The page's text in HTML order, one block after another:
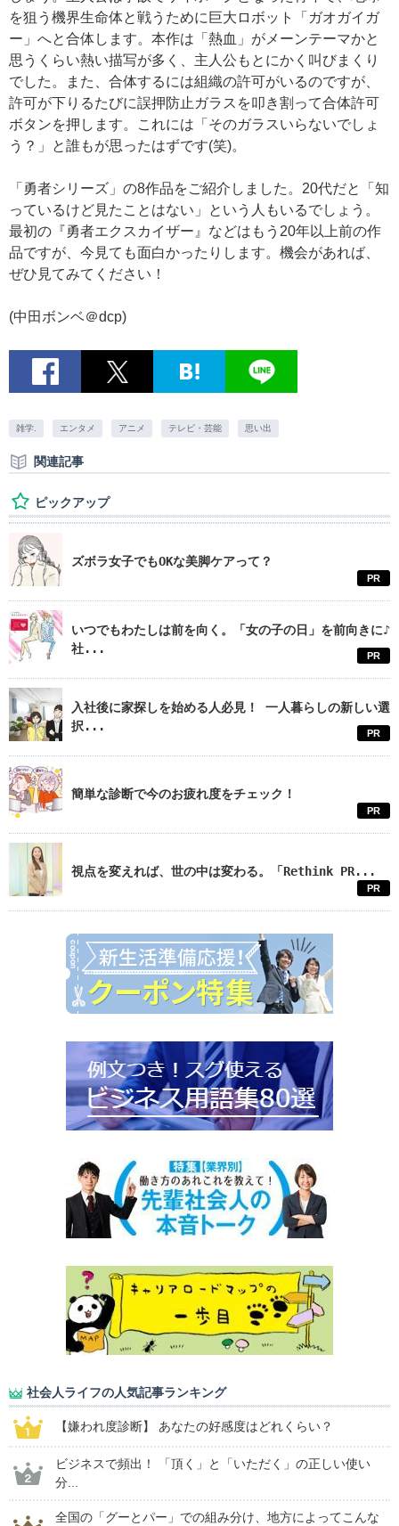
を狙う機界生命体と戦うために巨大ロボット「ガオガイガ
ー」へと合体します。本作は「熱血」がメーンテーマかと
思うくらい熱い描写が多く、主人公もとにかく叫びまくり
でした。また、合体するには組織の許可がいるのですが、
許可が下りるたびに誤押防止ガラスを叩き割って合体許可
ボタンを押します。これには「そのガラスいらないでしょ
う？」と誰もが思ったはずです(笑)。
「勇者シリーズ」の8作品をご紹介しました。20代だと「知
っているけど見たことはない」という人もいるでしょう。
最初の『勇者エクスカイザー』などはもう20年以上前の作
品ですが、今見ても面白かったりします。機会があれば、
ぜひ見てみてください！
(中田ボンベ＠dcp)
雑学. エンタメ アニメ テレビ・芸能 思い出
関連記事
ピックアップ
ズボラ女子でもOKな美脚ケアって？
PR
いつでもわたしは前を向く。「女の子の日」を前向きに♪
社...
PR
入社後に家探しを始める人必見！ 一人暮らしの新しい選
択...
PR
簡単な診断で今のお疲れ度をチェック！
PR
視点を変えれば、世の中は変わる。「Rethink PR...
PR
社会人ライフの人気記事ランキング
【嫌われ度診断】 あなたの好感度はどれくらい？
ビジネスで頻出！ 「頂く」と「いただく」の正しい使い
分...
全国の「グーとパー」での組み分け、地方によってこんな